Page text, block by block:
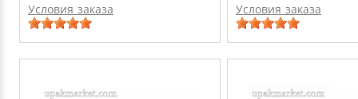
Условия заказа Условия заказа